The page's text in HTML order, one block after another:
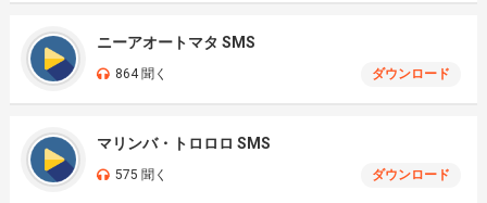
ニーアオートマタ SMS
864 聞く ダウンロード
マリンバ・トロロロ SMS
575 聞く ダウンロード